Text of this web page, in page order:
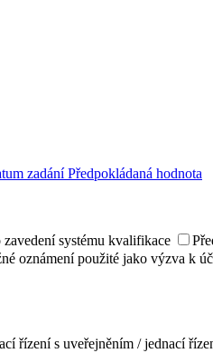
zadání Předpokládaná hodnota
zavedení systému kvalifikace
oznámení použité jako výzva k
řízení s uveřejněním / jednací